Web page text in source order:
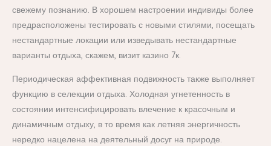
свежему познанию. В хорошем настроении индивиды более
предрасположены тестировать с новыми стилями, посещать
нестандартные локации или изведывать нестандартные
варианты отдыха, скажем, визит казино 7к.
Периодическая аффективная подвижность также выполняет
функцию в селекции отдыха. Холодная угнетенность в
состоянии интенсифицировать влечение к красочным и
динамичным отдыху, в то время как летняя энергичность
нередко нацелена на деятельный досуг на природе.